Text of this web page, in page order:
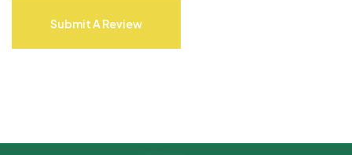
Submit A Review